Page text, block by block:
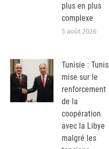
plus en plus
complexe
5 août 2026
Tunisie : Tunis
mise sur le
renforcement
de la
coopération
avec la Libye
malgré les